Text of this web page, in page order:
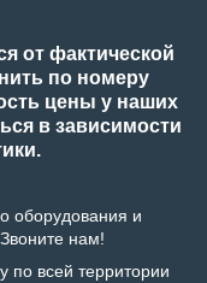
от фактической
по номеру
цены у наших
в зависимости
оборудования и
нам!
по всей территории